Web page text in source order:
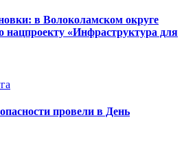
в Волоколамском округе
нацпроекту «Инфраструктура для
провели в День